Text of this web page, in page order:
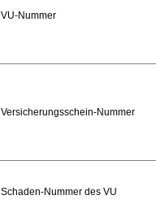
VU-Nummer
Versicherungsschein-Nummer
Schaden-Nummer des VU